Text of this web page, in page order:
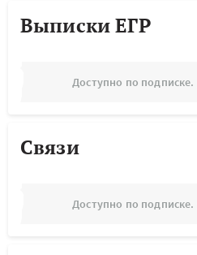
Выписки ЕГР
Доступно по подписке.
Связи
Доступно по подписке.